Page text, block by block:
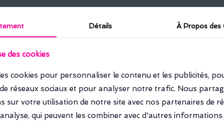
et partager.
Détails À Propos des
des cookies
cookies pour personnaliser le contenu et les publicités,
réseaux sociaux et pour analyser notre trafic. Nous
sur votre utilisation de notre site avec nos partenaires de
qui peuvent les combiner avec d'autres
Détails À Propos des
des cookies
cookies pour personnaliser le contenu et les publicités,
réseaux sociaux et pour analyser notre trafic. Nous
sur votre utilisation de notre site avec nos partenaires de
qui peuvent les combiner avec d'autres